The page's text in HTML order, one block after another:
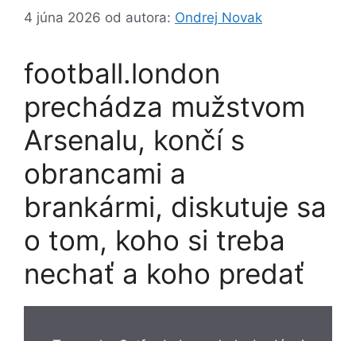
4 júna 2026 od autora: Ondrej Novak
football.london
prechádza mužstvom
Arsenalu, končí s
obrancami a
brankármi, diskutuje sa
o tom, koho si treba
nechať a koho predať